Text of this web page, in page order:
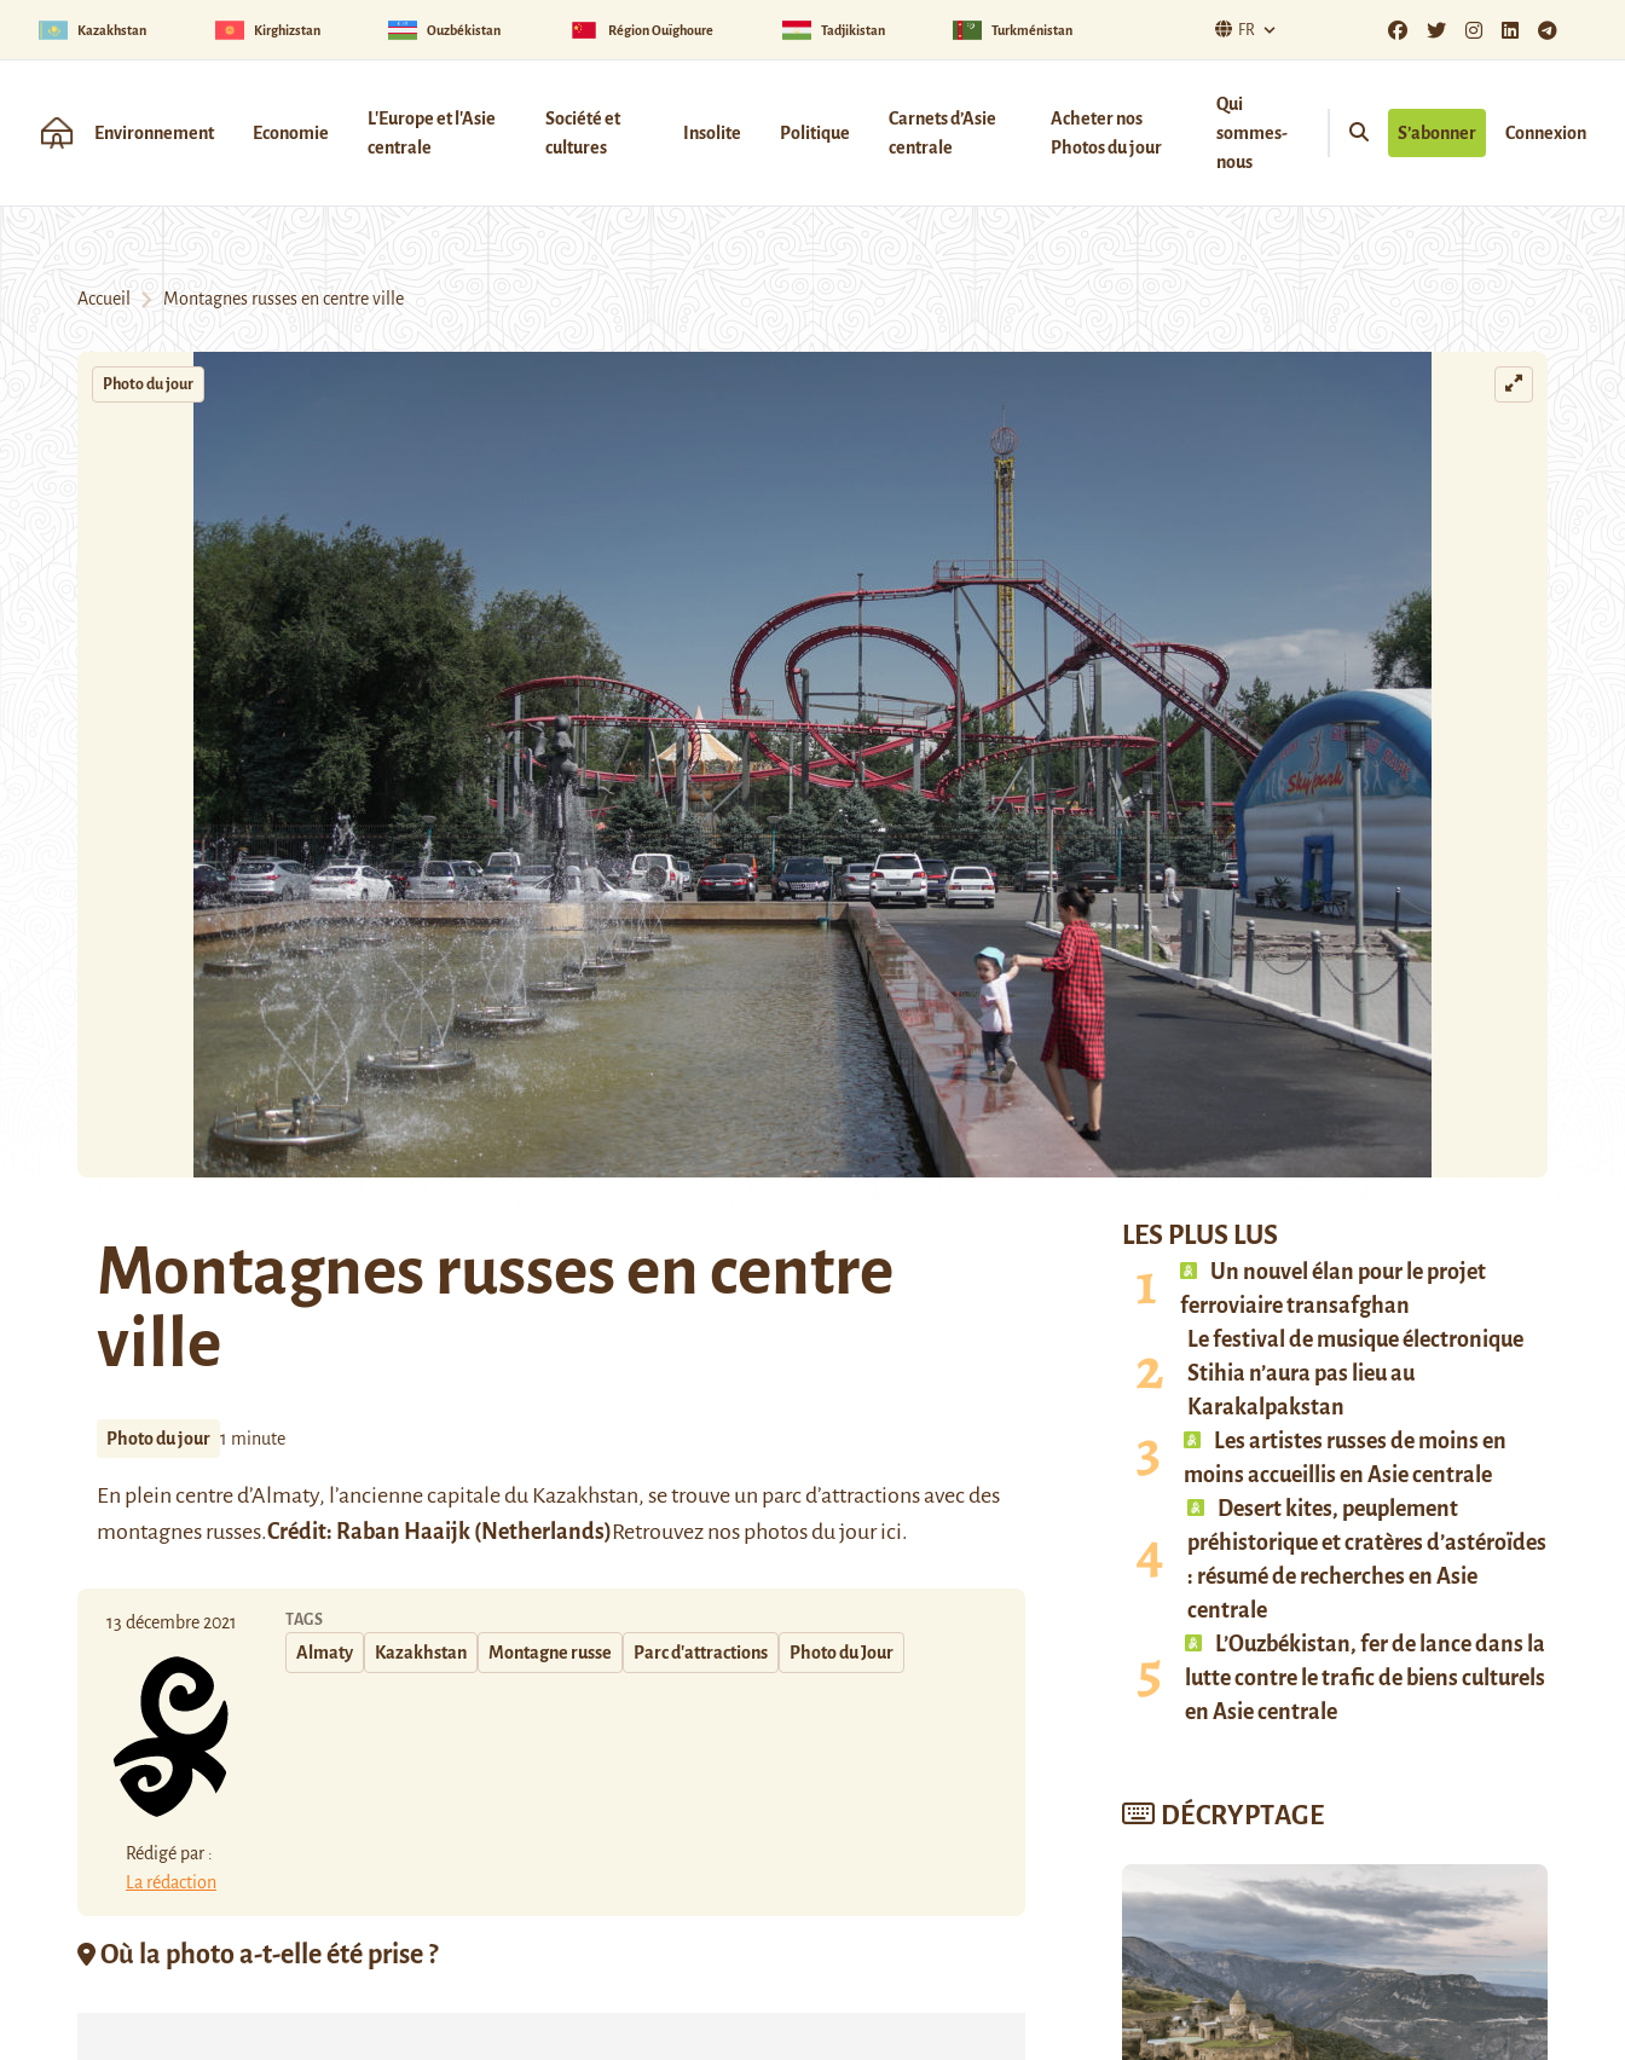
Kazakhstan Kirghizstan Ouzbékistan Région Ouïghoure Tadjikistan Turkménistan FR
Environnement Economie
L'Europe et l'Asie
centrale
Société et
cultures
Insolite Politique
Carnets d’Asie
centrale
Acheter nos
Photos du jour
Qui
sommes-
nous
S’abonner Connexion
Accueil Montagnes russes en centre ville
Photo du jour
Montagnes russes en centre
ville
Photo du jour 1 minute
En plein centre d’Almaty, l’ancienne capitale du Kazakhstan, se trouve un parc d’attractions avec des
montagnes russes.Crédit: Raban Haaijk (Netherlands)Retrouvez nos photos du jourici.
13 décembre 2021
Rédigé par :
La rédaction
TAGS
Almaty Kazakhstan Montagne russe Parc d'attractions Photo du Jour
Où la photo a-t-elle été prise ?
LES PLUS LUS
Un nouvel élan pour le projet
ferroviaire transafghan
Le festival de musique électronique
Stihia n’aura pas lieu au
Karakalpakstan
Les artistes russes de moins en
moins accueillis en Asie centrale
Desert kites, peuplement
préhistorique et cratères d’astéroïdes
: résumé de recherches en Asie
centrale
L’Ouzbékistan, fer de lance dans la
lutte contre le trafic de biens culturels
en Asie centrale
DÉCRYPTAGE